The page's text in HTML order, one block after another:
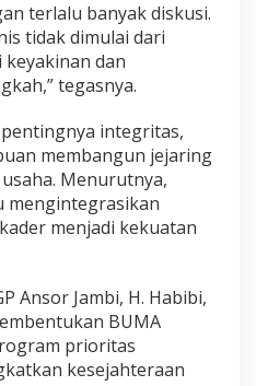
terlalu banyak diskusi.
tidak dimulai dari
dan
tegasnya.
integritas,
membangun jejaring
Menurutnya,
mengintegrasikan
menjadi kekuatan
Ansor Jambi, H. Habibi,
BUMA
prioritas
kesejahteraan